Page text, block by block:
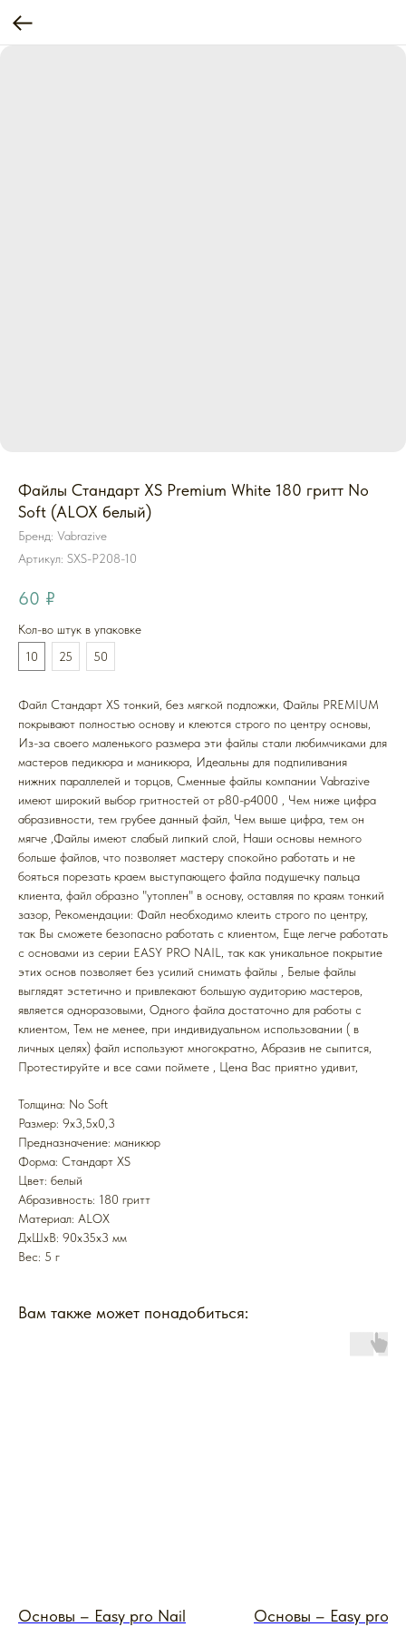
Файлы Стандарт XS Premium White 180 гритт No
Soft (ALOX белый)
Бренд: Vabrazive
Артикул: SXS-P208-10
60 ₽
Кол-во штук в упаковке
10
25 50
Файл Стандарт XS тонкий, без мягкой подложки, Файлы PREMIUM
покрывают полностью основу и клеются строго по центру основы,
Из-за своего маленького размера эти файлы стали любимчиками для
мастеров педикюра и маникюра, Идеальны для подпиливания
нижних параллелей и торцов, Cменные файлы компании Vabrazive
имеют широкий выбор гритностей от р80-р4000 , Чем ниже цифра
абразивности, тем грубее данный файл, Чем выше цифра, тем он
мягче ,Файлы имеют слабый липкий слой, Наши основы немного
больше файлов, что позволяет мастеру спокойно работать и не
бояться порезать краем выступающего файла подушечку пальца
клиента, файл образно "утоплен" в основу, оставляя по краям тонкий
зазор, Рекомендации: Файл необходимо клеить строго по центру,
так Вы сможете безопасно работать с клиентом, Еще легче работать
с основами из серии EASY PRO NAIL, так как уникальное покрытие
этих основ позволяет без усилий снимать файлы , Белые файлы
выглядят эстетично и привлекают большую аудиторию мастеров,
является одноразовыми, Одного файла достаточно для работы с
клиентом, Тем не менее, при индивидуальном использовании ( в
личных целях) файл используют многократно, Абразив не сыпится,
Протестируйте и все сами поймете , Цена Вас приятно удивит,
Толщина: No Soft
Размер: 9x3,5x0,3
Предназначение: маникюр
Форма: Стандарт XS
Цвет: белый
Абразивность: 180 гритт
Mатериал: ALOX
ДxШxВ: 90x35x3 мм
Вес: 5 г
Вам также может понадобиться:
Основы – Easy pro Nail Основы – Easy pro